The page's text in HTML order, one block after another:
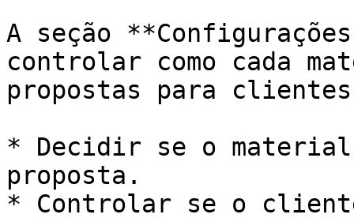
A seção
controlar como cada
propostas para
* Decidir se o material
proposta.
* Controlar se o